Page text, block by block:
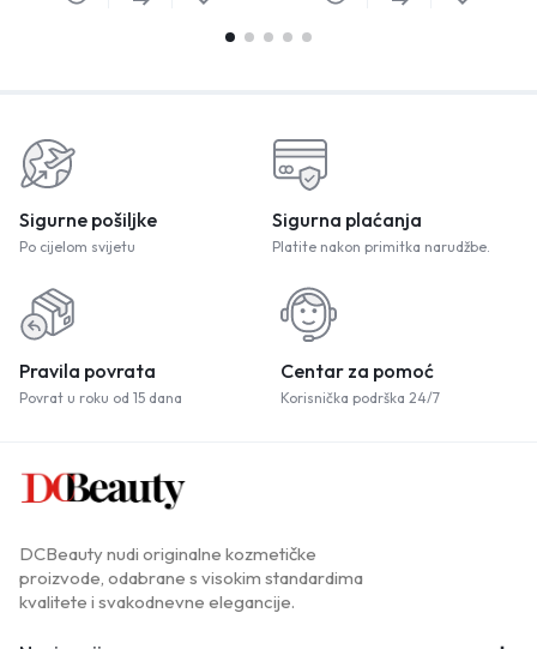
Sigurne pošiljke
Po cijelom svijetu
Sigurna plaćanja
Platite nakon primitka narudžbe.
Pravila povrata
Povrat u roku od 15 dana
Centar za pomoć
Korisnička podrška 24/7
DCBeauty nudi originalne kozmetičke
proizvode, odabrane s visokim standardima
kvalitete i svakodnevne elegancije.